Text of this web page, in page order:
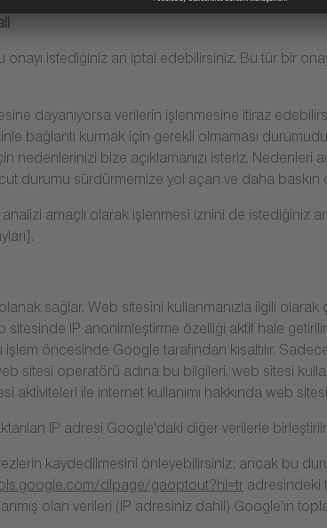
onayı istediğiniz an iptal edebilirsiniz. Bu tür bir
dayanıyorsa verilerin işlenmesine itiraz
bağlantı kurmak için gerekli olmaması
nedenlerinizi bize açıklamanızı isteriz.
durumu sürdürmemize yol açan ve daha baskın
amaçlı olarak işlenmesi iznini de istediğiniz an
olanak sağlar. Web sitesini kullanmanızla ilgili
IP anonimleştirme özelliği aktif hale
öncesinde Google tarafından kısaltılır.
sitesi operatörü adına bu bilgileri, web sitesi
aktiviteleri ile internet kullanımı hakkında web
IP adresi Google'daki diğer verilerle
kaydedilmesini önleyebilirsiniz; ancak bu
dlpage/gaoptout?hl=tr adresindeki
olan verileri (IP adresiniz dahil) Google’ın